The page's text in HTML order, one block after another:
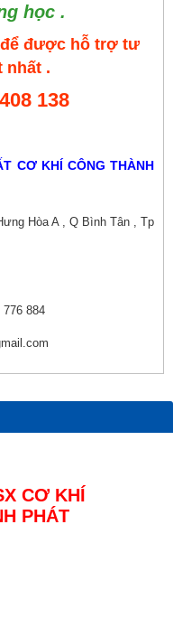
học .
được hỗ trợ tư
nhất .
138
CƠ KHÍ CÔNG THÀNH
Hòa A , Q Bình Tân , Tp
884
CƠ KHÍ
PHÁT